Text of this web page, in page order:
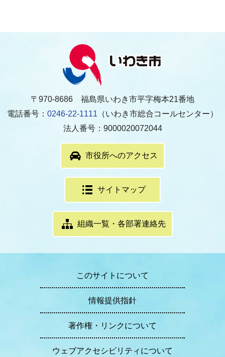
〒970-8686 福島県いわき市平字梅本21番地
電話番号： 0246-22-1111 （いわき市総合コールセンター）
法人番号：9000020072044
市役所へのアクセス
サイトマップ
組織一覧・各部署連絡先
このサイトについて
情報提供指針
著作権・リンクについて
ウェブアクセシビリティについて